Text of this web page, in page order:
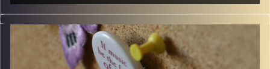
קלאסיקות רוק עם אורן הוף.
włodi